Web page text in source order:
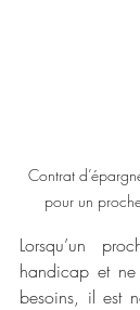
Contrat
pour un
Lorsqu’un
handicap et
besoins, il est